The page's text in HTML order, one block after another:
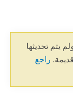
يتم تحديثها
راجع